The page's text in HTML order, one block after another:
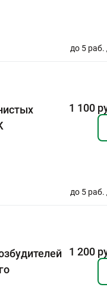
до 5 раб.
1 100
до 5 раб.
1 200